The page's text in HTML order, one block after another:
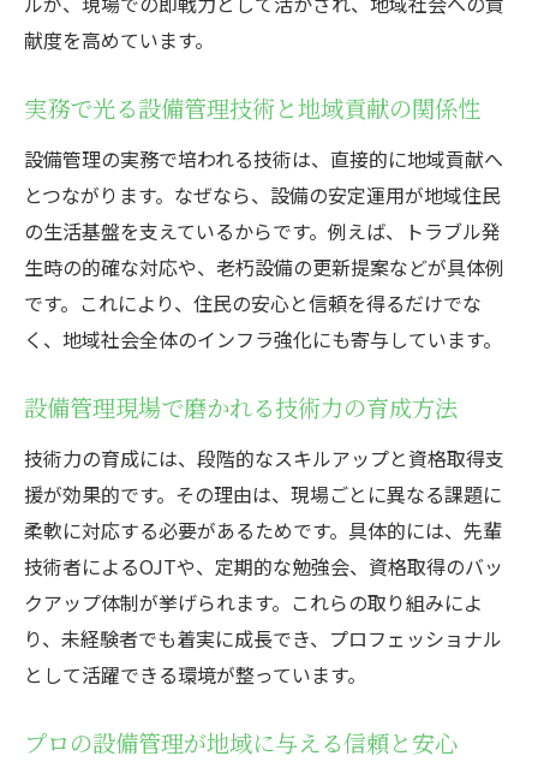
献度を高めています。
実務で光る設備管理技術と地域貢献の関係性
設備管理の実務で培われる技術は、直接的に地域貢献へ
とつながります。なぜなら、設備の安定運用が地域住民
の生活基盤を支えているからです。例えば、トラブル発
生時の的確な対応や、老朽設備の更新提案などが具体例
です。これにより、住民の安心と信頼を得るだけでな
く、地域社会全体のインフラ強化にも寄与しています。
設備管理現場で磨かれる技術力の育成方法
技術力の育成には、段階的なスキルアップと資格取得支
援が効果的です。その理由は、現場ごとに異なる課題に
柔軟に対応する必要があるためです。具体的には、先輩
技術者によるOJTや、定期的な勉強会、資格取得のバッ
クアップ体制が挙げられます。これらの取り組みによ
り、未経験者でも着実に成長でき、プロフェッショナル
として活躍できる環境が整っています。
プロの設備管理が地域に与える信頼と安心